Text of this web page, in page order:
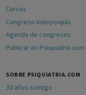
Cursos
Congreso Interpsiquis
Agenda de congresos
Publicar en Psiquiatria.com
SOBRE PSIQUIATRIA.COM
30 años contigo